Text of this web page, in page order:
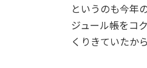
というのも今年
ジュール帳をコ
くりきていたから